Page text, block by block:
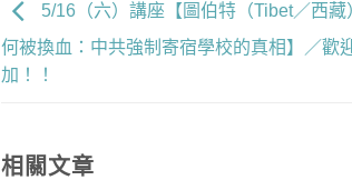
5/16（六）講座【圖伯特（Tibet／西藏
何被換血：中共強制寄宿學校的真相】／歡
加！！
相關文章